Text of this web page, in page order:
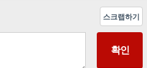
스크랩하기